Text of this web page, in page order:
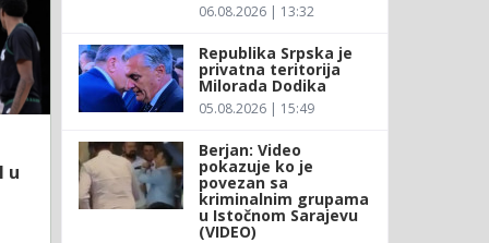
u
06.08.2026 | 13:32
Republika Srpska je
privatna teritorija
Milorada Dodika
05.08.2026 | 15:49
Berjan: Video
pokazuje ko je
povezan sa
kriminalnim grupama
u Istočnom Sarajevu
(VIDEO)